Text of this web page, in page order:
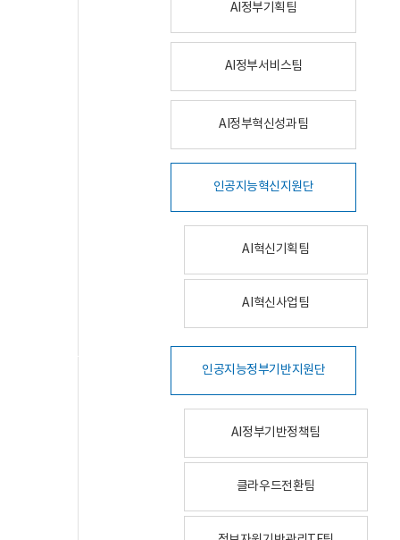
AI정부기획팀
AI정부서비스팀
AI정부혁신성과팀
인공지능혁신지원단
AI혁신기획팀
AI혁신사업팀
인공지능정부기반지원단
AI정부기반정책팀
클라우드전환팀